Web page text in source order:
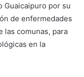
Guaicaipuro por su
de enfermedades
las comunas, para
en la